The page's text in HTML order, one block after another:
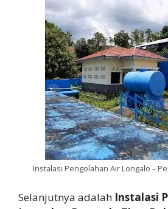
Instalasi Pengolahan Air Longalo –
Selanjutnya adalah Instalasi